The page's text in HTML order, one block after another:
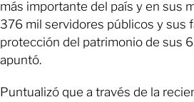
más importante del país y en sus
376 mil servidores públicos y sus
protección del patrimonio de sus
apuntó.
Puntualizó que a través de la